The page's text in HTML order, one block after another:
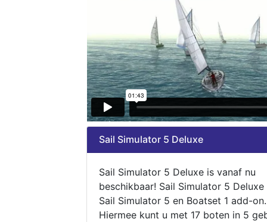
Sail Simulator 5 Deluxe
Sail Simulator 5 Deluxe is vanaf nu
beschikbaar! Sail Simulator 5
Sail Simulator 5 en Boatset 1 add-on.
Hiermee kunt u met 17 boten in 5